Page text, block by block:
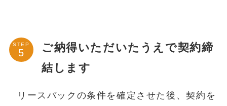
STEP
ご納得いただいたうえで契約締
結します
リースバックの条件を確定させた後、契約を